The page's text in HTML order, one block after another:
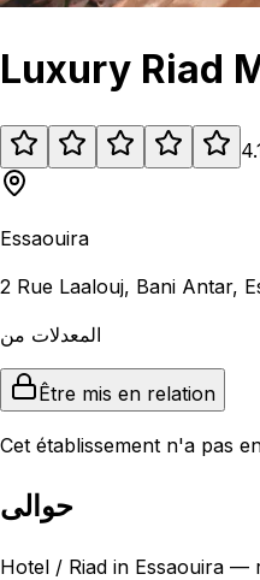
Luxury Riad
Essaouira
2 Rue Laalouj, Bani Antar,
المعدلات من
Être mis en relation
Cet établissement n'a pas
حوالى
Hotel / Riad in Essaouira —